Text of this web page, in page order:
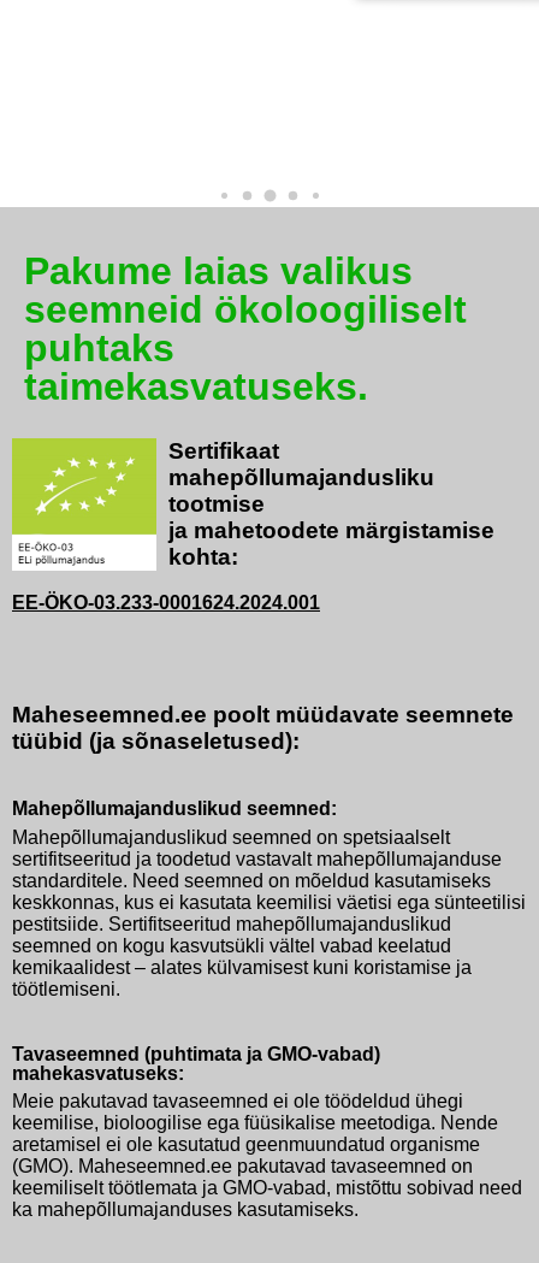
Pakume laias valikus
seemneid ökoloogiliselt
puhtaks
taimekasvatuseks.
Sertifikaat
mahepõllumajandusliku
tootmise
ja mahetoodete märgistamise
kohta:
EE-ÖKO-03.233-0001624.2024.001
Maheseemned.ee poolt müüdavate seemnete
tüübid (ja sõnaseletused):
Mahepõllumajanduslikud seemned:
Mahepõllumajanduslikud seemned on spetsiaalselt
sertifitseeritud ja toodetud vastavalt mahepõllumajanduse
standarditele. Need seemned on mõeldud kasutamiseks
keskkonnas, kus ei kasutata keemilisi väetisi ega sünteetilisi
pestitsiide. Sertifitseeritud mahepõllumajanduslikud
seemned on kogu kasvutsükli vältel vabad keelatud
kemikaalidest – alates külvamisest kuni koristamise ja
töötlemiseni.
Tavaseemned (puhtimata ja GMO-vabad)
mahekasvatuseks:
Meie pakutavad tavaseemned ei ole töödeldud ühegi
keemilise, bioloogilise ega füüsikalise meetodiga. Nende
aretamisel ei ole kasutatud geenmuundatud organisme
(GMO). Maheseemned.ee pakutavad tavaseemned on
keemiliselt töötlemata ja GMO-vabad, mistõttu sobivad need
ka mahepõllumajanduses kasutamiseks.